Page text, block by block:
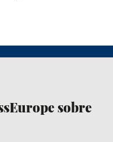
sobre